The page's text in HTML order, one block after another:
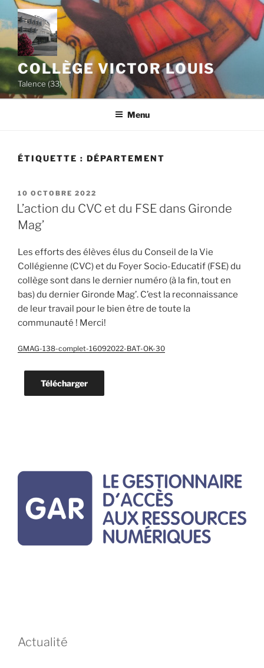
Aller
au
contenu
principal
COLLÈGE VICTOR LOUIS
Talence (33)
Menu
ÉTIQUETTE : DÉPARTEMENT
PUBLIÉ
LE
10 OCTOBRE 2022
L’action du CVC et du FSE dans Gironde
Mag’
Les efforts des élèves élus du Conseil de la Vie
Collégienne (CVC) et du Foyer Socio-Educatif (FSE) du
collège sont dans le dernier numéro (à la fin, tout en
bas) du dernier Gironde Mag’. C’est la reconnaissance
de leur travail pour le bien être de toute la
communauté ! Merci!
GMAG-138-complet-16092022-BAT-OK-30
Télécharger
Actualité